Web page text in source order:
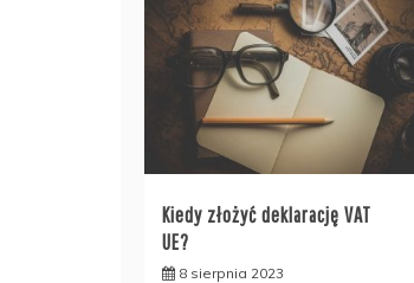
Kiedy złożyć deklarację VAT
UE?
8 sierpnia 2023